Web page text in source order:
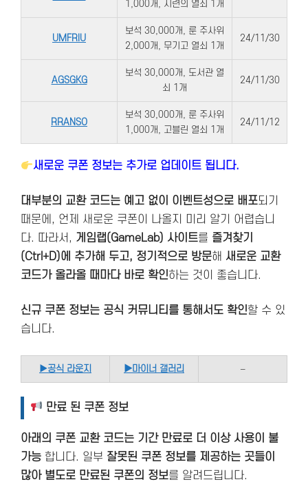
1,000개, 시련의 열쇠 1개
UMFRIU
보석 30,000개, 룬 주사위
2,000개, 무기고 열쇠 1개
24/11/30
AGSGKG
보석 30,000개, 도서관 열
쇠 1개
24/11/30
RRANSO
보석 30,000개, 룬 주사위
1,000개, 고블린 열쇠 1개
24/11/12
새로운 쿠폰 정보는 추가로 업데이트 됩니다.
대부분의 교환 코드는 예고 없이 이벤트성으로 배포되기
때문에, 언제 새로운 쿠폰이 나올지 미리 알기 어렵습니
다. 따라서, 게임랩(GameLab) 사이트를 즐겨찾기
(Ctrl+D)에 추가해 두고, 정기적으로 방문해 새로운 교환
코드가 올라올 때마다 바로 확인하는 것이 좋습니다.
신규 쿠폰 정보는 공식 커뮤니티를 통해서도 확인할 수 있
습니다.
▶공식 라운지 ▶마이너 갤러리 –
만료 된 쿠폰 정보
아래의 쿠폰 교환 코드는 기간 만료로 더 이상 사용이 불
가능 합니다. 일부 잘못된 쿠폰 정보를 제공하는 곳들이
많아 별도로 만료된 쿠폰의 정보를 알려드립니다.